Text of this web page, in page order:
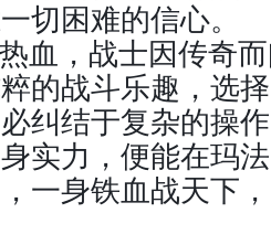
切困难的信心。
血，战士因传奇
的战斗乐趣，选
纠结于复杂的操
实力，便能在玛
一身铁血战天下